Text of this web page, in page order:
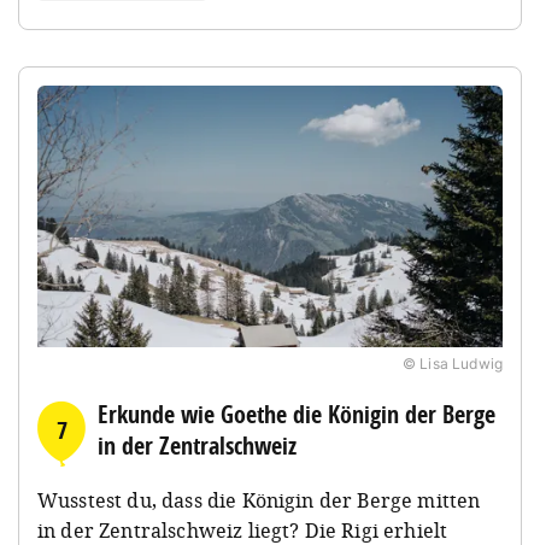
© Lisa Ludwig
7
Erkunde wie Goethe die Königin der Berge
in der Zentralschweiz
Wusstest du, dass die Königin der Berge mitten
in der Zentralschweiz liegt? Die Rigi erhielt